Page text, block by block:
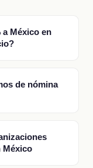
a México en
de nómina
México